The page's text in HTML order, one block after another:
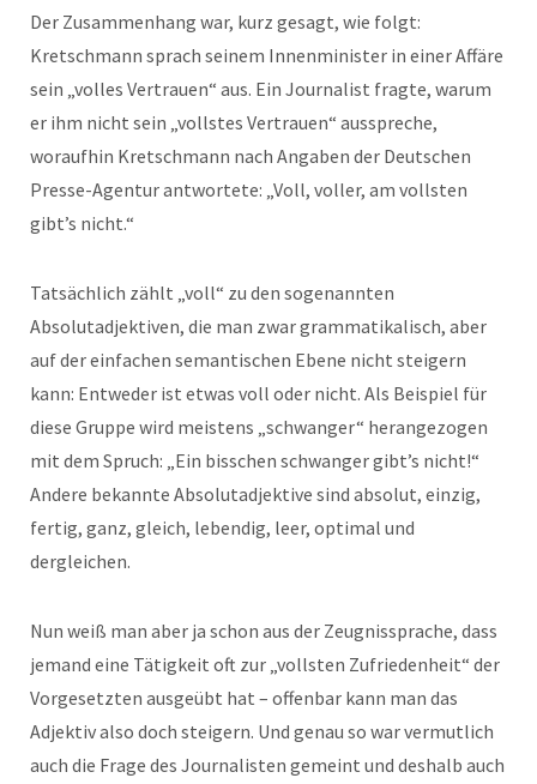
Der Zusammenhang war, kurz gesagt, wie folgt:
Kretschmann sprach seinem Innenminister in einer Affäre
sein „volles Vertrauen“ aus. Ein Journalist fragte, warum
er ihm nicht sein „vollstes Vertrauen“ ausspreche,
woraufhin Kretschmann nach Angaben der Deutschen
Presse-Agentur antwortete: „Voll, voller, am vollsten
gibt’s nicht.“
Tatsächlich zählt „voll“ zu den sogenannten
Absolutadjektiven, die man zwar grammatikalisch, aber
auf der einfachen semantischen Ebene nicht steigern
kann: Entweder ist etwas voll oder nicht. Als Beispiel für
diese Gruppe wird meistens „schwanger“ herangezogen
mit dem Spruch: „Ein bisschen schwanger gibt’s nicht!“
Andere bekannte Absolutadjektive sind absolut, einzig,
fertig, ganz, gleich, lebendig, leer, optimal und
dergleichen.
Nun weiß man aber ja schon aus der Zeugnissprache, dass
jemand eine Tätigkeit oft zur „vollsten Zufriedenheit“ der
Vorgesetzten ausgeübt hat – offenbar kann man das
Adjektiv also doch steigern. Und genau so war vermutlich
auch die Frage des Journalisten gemeint und deshalb auch